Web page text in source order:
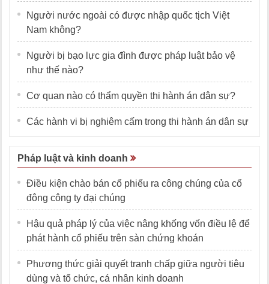
Người nước ngoài có được nhập quốc tịch Việt
Nam không?
Người bị bạo lực gia đình được pháp luật bảo vệ
như thế nào?
Cơ quan nào có thẩm quyền thi hành án dân sự?
Các hành vi bị nghiêm cấm trong thi hành án dân sự
Pháp luật và kinh doanh
Điều kiện chào bán cổ phiếu ra công chúng của cổ
đông công ty đại chúng
Hậu quả pháp lý của việc nâng khống vốn điều lệ để
phát hành cổ phiếu trên sàn chứng khoán
Phương thức giải quyết tranh chấp giữa người tiêu
dùng và tổ chức, cá nhân kinh doanh